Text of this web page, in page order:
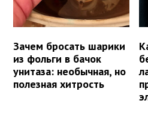
Зачем бросать шарики
из фольги в бачок
унитаза: необычная, но
полезная хитрость